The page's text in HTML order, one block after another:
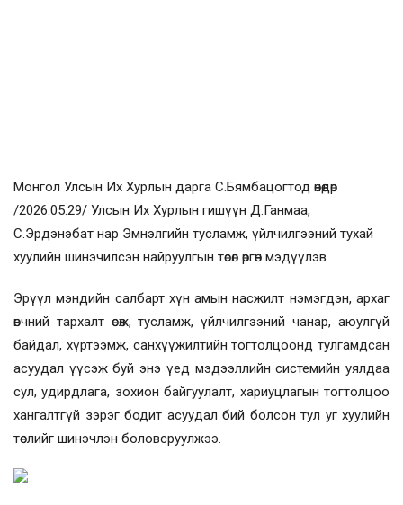
Монгол Улсын Их Хурлын дарга С.Бямбацогтод өнөөдөр
/2026.05.29/ Улсын Их Хурлын гишүүн Д.Ганмаа,
С.Эрдэнэбат нар Эмнэлгийн тусламж, үйлчилгээний тухай
хуулийн шинэчилсэн найруулгын төсөл өргөн мэдүүлэв.
Эрүүл мэндийн салбарт хүн амын насжилт нэмэгдэн, архаг
өвчний тархалт өсөж, тусламж, үйлчилгээний чанар, аюулгүй
байдал, хүртээмж, санхүүжилтийн тогтолцоонд тулгамдсан
асуудал үүсэж буй энэ үед мэдээллийн системийн уялдаа
сул, удирдлага, зохион байгуулалт, хариуцлагын тогтолцоо
хангалтгүй зэрэг бодит асуудал бий болсон тул уг хуулийн
төслийг шинэчлэн боловсруулжээ.